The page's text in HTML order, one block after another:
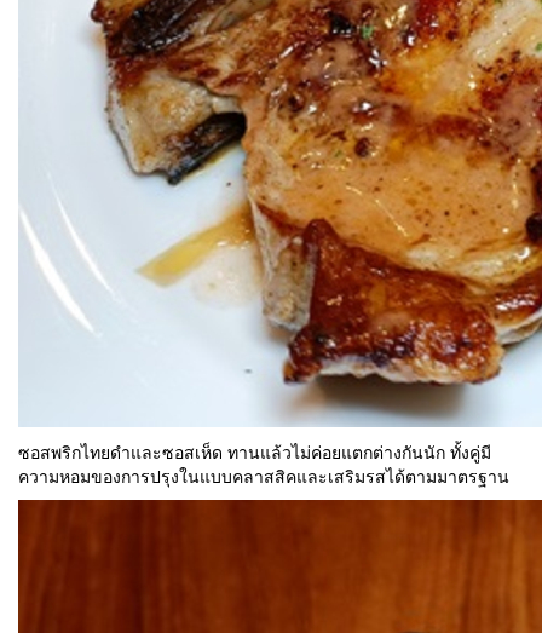
ซอสพริกไทยดำและซอสเห็ด ทานแล้วไม่ค่อยแตกต่างกันนัก ทั้งคู่มี
ความหอมของการปรุงในแบบคลาสสิคและเสริมรสได้ตามมาตรฐาน